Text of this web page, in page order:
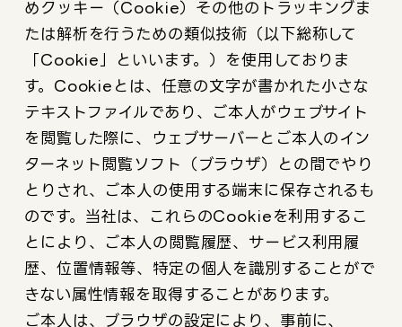
めクッキー（Cookie）その他のトラッキングま
たは解析を行うための類似技術（以下総称して
「Cookie」といいます。）を使用しておりま
す。Cookieとは、任意の文字が書かれた小さな
テキストファイルであり、ご本人がウェブサイト
を閲覧した際に、ウェブサーバーとご本人のイン
ターネット閲覧ソフト（ブラウザ）との間でやり
とりされ、ご本人の使用する端末に保存されるも
のです。当社は、これらのCookieを利用するこ
とにより、ご本人の閲覧履歴、サービス利用履
歴、位置情報等、特定の個人を識別することがで
きない属性情報を取得することがあります。
ご本人は、ブラウザの設定により、事前に、